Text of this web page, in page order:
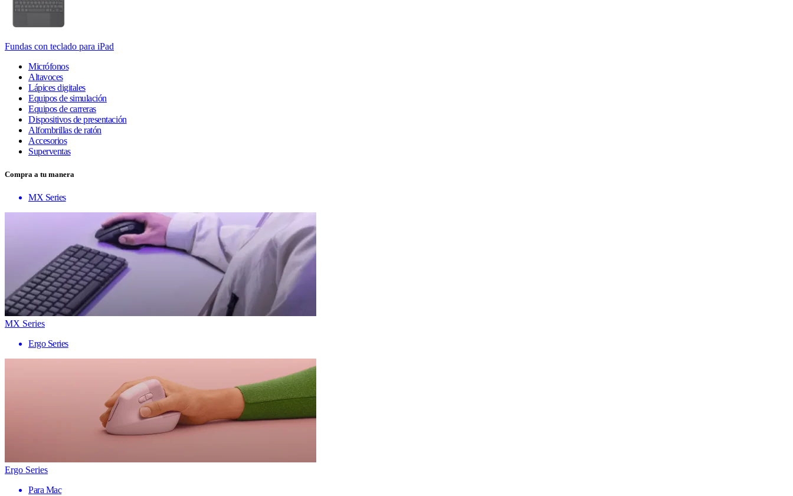
Fundas con teclado para iPad
Micrófonos
Altavoces
Lápices digitales
Equipos de simulación
Equipos de carreras
Dispositivos de presentación
Alfombrillas de ratón
Accesorios
Superventas
Compra a tu manera
MX Series
MX Series
Ergo Series
Ergo Series
Para Mac